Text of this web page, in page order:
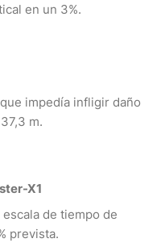
en un 3%.
impedía infligir daño
m.
X1
de tiempo de
prevista.